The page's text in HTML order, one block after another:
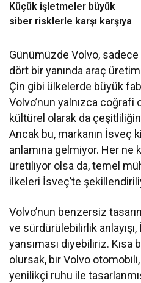
Küçük işletmeler büyük
siber risklerle karşı karşıya
Günümüzde Volvo, sadece
dört bir yanında araç
Çin gibi ülkelerde büyük
Volvo’nun yalnızca coğrafi
kültürel olarak da çeşitliliğini
Ancak bu, markanın İsveç
anlamına gelmiyor. Her ne
üretiliyor olsa da, temel
ilkeleri İsveç’te
Volvo’nun benzersiz
ve sürdürülebilirlik
yansıması diyebiliriz.
olursak, bir Volvo
yenilikçi ruhu ile